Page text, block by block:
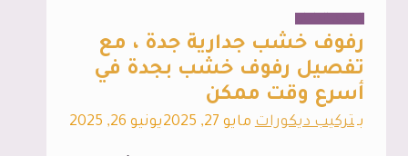
جدة
خدمة
احترافية
جداً
رفوف خشب جدارية جدة ، مع
تفصيل رفوف خشب بجدة في
أسرع وقت ممكن
بـتركيب ديكورات مايو 27, 2025 يونيو 26, 2025